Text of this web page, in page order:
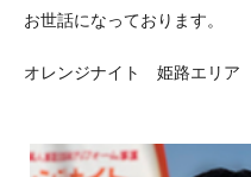
お世話になっております。
オレンジナイト 姫路エリア